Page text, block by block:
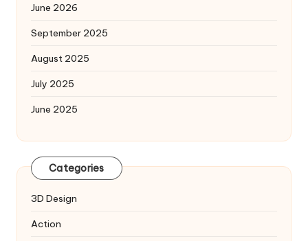
June 2026
September 2025
August 2025
July 2025
June 2025
Categories
3D Design
Action